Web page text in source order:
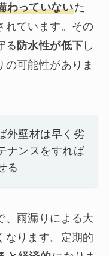
わっていないた
れています。その
る 防水性が低下 し
の可能性がありま
外壁材は早く劣
ナンスをすれば
る
、雨漏りによる大
なります。定期的